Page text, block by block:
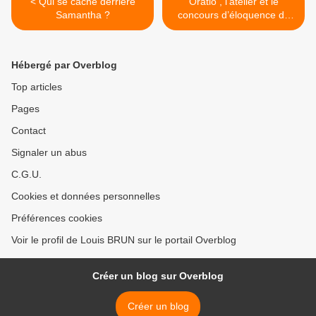
Samantha ?
concours d’éloquence du
lycée Jacob Holtzer >
Hébergé par Overblog
Top articles
Pages
Contact
Signaler un abus
C.G.U.
Cookies et données personnelles
Préférences cookies
Voir le profil de Louis BRUN sur le portail Overblog
Créer un blog sur Overblog
Créer un blog